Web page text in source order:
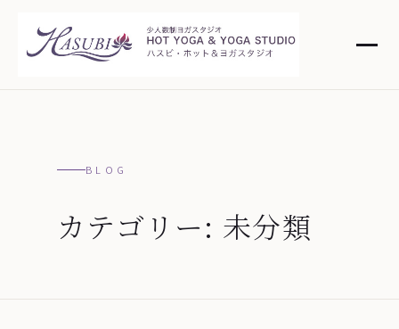
BLOG
カテゴリー: 未分類